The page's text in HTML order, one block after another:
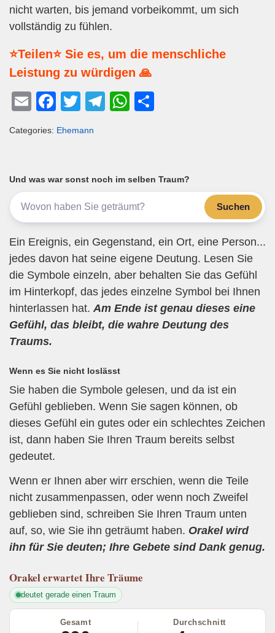
nicht warten, bis jemand vorbeikommt, um sich
vollständig zu fühlen.
⭐Teilen⭐ Sie es, um die menschliche
Leistung zu würdigen 🙏
E
ail
F
c
b
o
o
k
T
tt
T
a
m
W
A
p
p
Categories: Ehemann
Und was war sonst noch im selben Traum?
Suchen
Ein Ereignis, ein Gegenstand, ein Ort, eine Person...
jedes davon hat seine eigene Deutung. Lesen Sie
die Symbole einzeln, aber behalten Sie das Gefühl
im Hinterkopf, das jedes einzelne Symbol bei Ihnen
hinterlassen hat. Am Ende ist genau dieses eine
Gefühl, das bleibt, die wahre Deutung des
Traums.
Wenn es Sie nicht loslässt
Sie haben die Symbole gelesen, und da ist ein
Gefühl geblieben. Wenn Sie sagen können, ob
dieses Gefühl ein gutes oder ein schlechtes Zeichen
ist, dann haben Sie Ihren Traum bereits selbst
gedeutet.
Wenn er Ihnen aber wirr erschien, wenn die Teile
nicht zusammenpassen, oder wenn noch Zweifel
geblieben sind, schreiben Sie Ihren Traum unten
auf, so, wie Sie ihn geträumt haben. Orakel wird
ihn für Sie deuten; Ihre Gebete sind Dank genug.
Orakelerwartet Ihre Träume
deutet gerade einen Traum
Gesamt Durchschnitt